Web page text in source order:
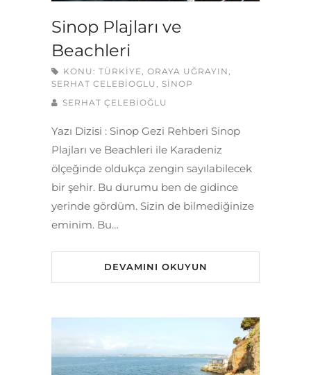
Sinop Plajları ve
Beachleri
KONU: TÜRKIYE, ORAYA UĞRAYIN,
SERHAT CELEBIOGLU, SINOP
SERHAT ÇELEBİOĞLU
Yazı Dizisi : Sinop Gezi Rehberi Sinop
Plajları ve Beachleri ile Karadeniz
ölçeğinde oldukça zengin sayılabilecek
bir şehir. Bu durumu ben de gidince
yerinde gördüm. Sizin de bilmediğinize
eminim. Bu…
DEVAMINI OKUYUN